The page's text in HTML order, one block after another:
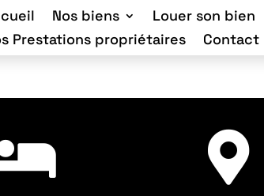
Nos biens Louer son bien
Prestations propriétaires
Contact
